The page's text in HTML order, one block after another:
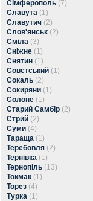
Сімферополь (7)
Славута (1)
Славутич (2)
Слов'янськ (2)
Сміла (3)
Сніжне (1)
Снятин (1)
Совєтський (1)
Сокаль (2)
Сокиряни (1)
Солоне (1)
Старий Самбір (2)
Стрий (2)
Суми (4)
Тараща (1)
Теребовля (2)
Тернівка (1)
Тернопіль (13)
Токмак (1)
Торез (4)
Турка (1)